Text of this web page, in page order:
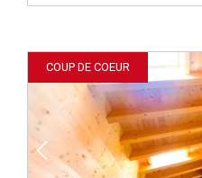
COUP DE COEUR